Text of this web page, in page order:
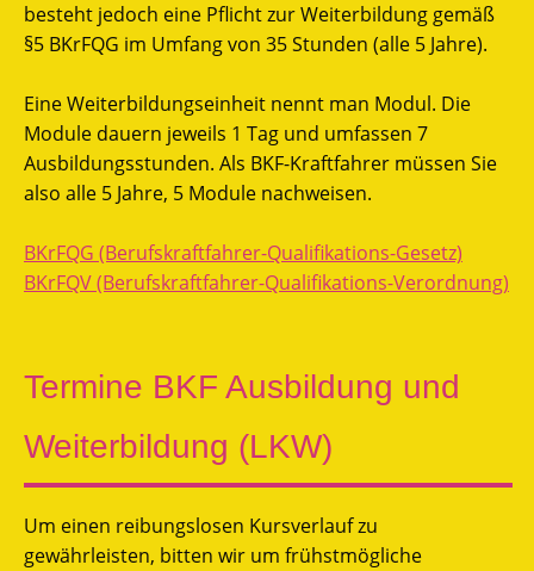
besteht jedoch eine Pflicht zur Weiterbildung gemäß
§5 BKrFQG im Umfang von 35 Stunden (alle 5 Jahre).
Eine Weiterbildungseinheit nennt man Modul. Die
Module dauern jeweils 1 Tag und umfassen 7
Ausbildungsstunden. Als BKF-Kraftfahrer müssen Sie
also alle 5 Jahre, 5 Module nachweisen.
BKrFQG (Berufskraftfahrer-Qualifikations-Gesetz)
BKrFQV (Berufskraftfahrer-Qualifikations-Verordnung)
Termine BKF Ausbildung und
Weiterbildung (LKW)
Um einen reibungslosen Kursverlauf zu
gewährleisten, bitten wir um frühstmögliche